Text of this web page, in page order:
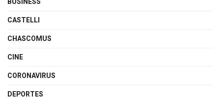
CASTELLI
CHASCOMUS
CINE
CORONAVIRUS
DEPORTES